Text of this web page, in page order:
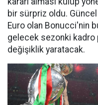
bir sürpriz oldu.
Euro olan Bonucci'nin
gelecek sezonki kadro
değişiklik yaratacak.